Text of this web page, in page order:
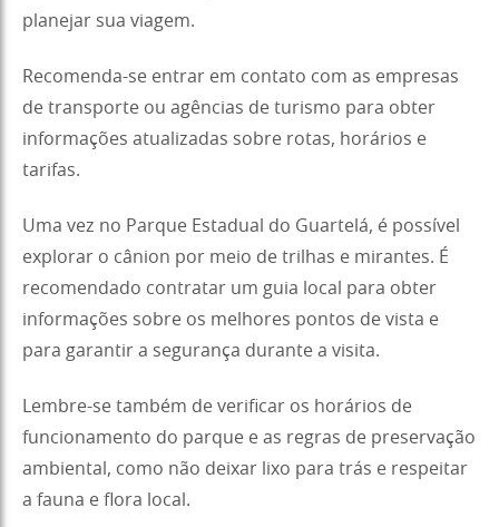
planejar sua viagem.
Recomenda-se entrar em contato com as empresas
de transporte ou agências de turismo para obter
informações atualizadas sobre rotas, horários e
tarifas.
Uma vez no Parque Estadual do Guartelá, é possível
explorar o cânion por meio de trilhas e mirantes. É
recomendado contratar um guia local para obter
informações sobre os melhores pontos de vista e
para garantir a segurança durante a visita.
Lembre-se também de verificar os horários de
funcionamento do parque e as regras de preservação
ambiental, como não deixar lixo para trás e respeitar
a fauna e flora local.